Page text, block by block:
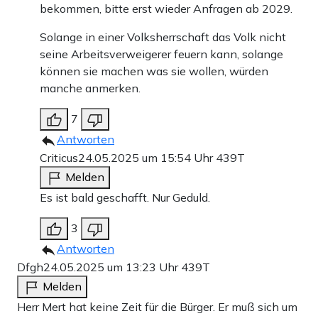
bekommen, bitte erst wieder Anfragen ab 2029.
Solange in einer Volksherrschaft das Volk nicht
seine Arbeitsverweigerer feuern kann, solange
können sie machen was sie wollen, würden
manche anmerken.
7
Antworten
Criticus24.05.2025 um 15:54 Uhr 439T
Melden
Es ist bald geschafft. Nur Geduld.
3
Antworten
Dfgh24.05.2025 um 13:23 Uhr 439T
Melden
Herr Mert hat keine Zeit für die Bürger. Er muß sich um